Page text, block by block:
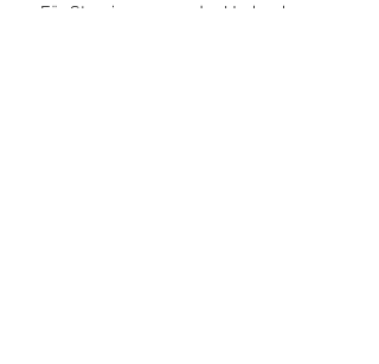
Für Stornierungen oder Umbuchungen